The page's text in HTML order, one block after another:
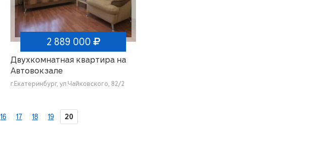
2 889 000
Двухкомнатная квартира на
Автовокзале
г.Екатеринбург, ул.Чайковского, 82/2
16 17 18 19 20